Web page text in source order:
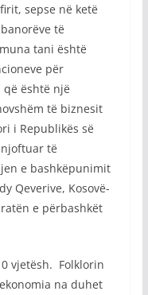
sepse në ketë
të
tani është
për
që është një
të biznesit
i Republikës së
të
e bashkëpunimit
Qeverive, Kosovë-
e përbashkët
vjetësh. Folklorin
na duhet